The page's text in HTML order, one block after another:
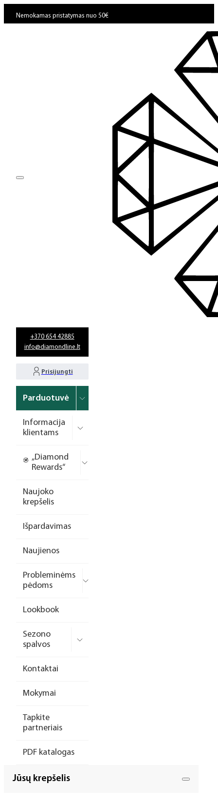
Nemokamas pristatymas nuo 50€
+370 654 42885
info@diamondline.lt
Prisijungti
Parduotuvė
Informacija
klientams
„Diamond
Rewards“
Naujoko
krepšelis
Išpardavimas
Naujienos
Probleminėms
pėdoms
Lookbook
Sezono
spalvos
Kontaktai
Mokymai
Tapkite
partneriais
PDF katalogas
Jūsų krepšelis